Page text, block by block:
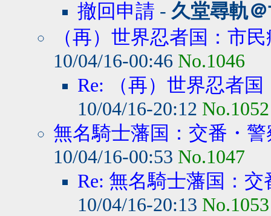
撤回申請 - 久堂尋軌
（再）世界忍者国：市
10/04/16-00:46 No.1046
Re: （再）世界忍者国
10/04/16-20:12 No.1052
無名騎士藩国：交番・
10/04/16-00:53 No.1047
Re: 無名騎士藩国：交
10/04/16-20:13 No.1053